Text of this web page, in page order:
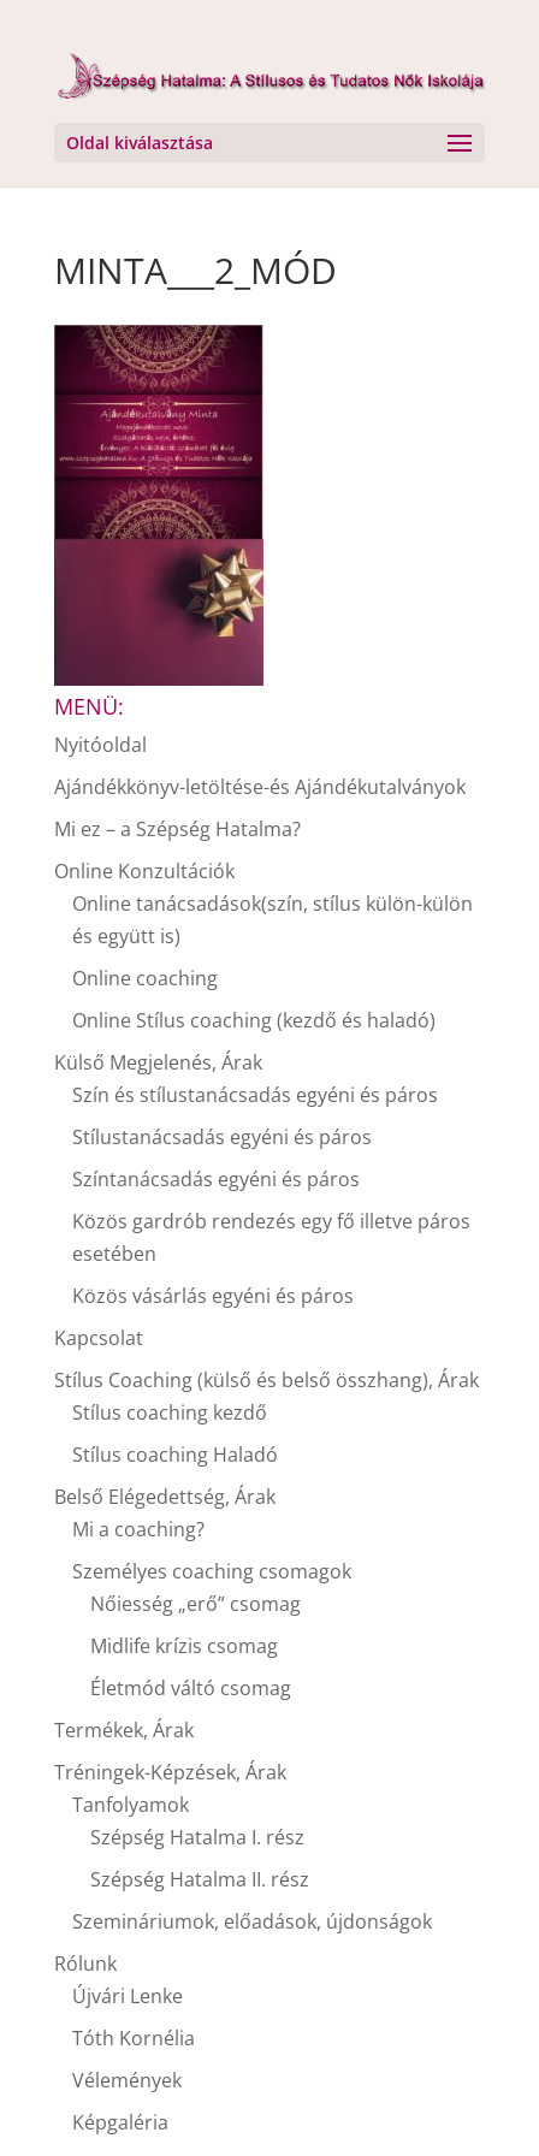
Oldal kiválasztása
MINTA___2_MÓD
MENÜ:
Nyitóoldal
Ajándékkönyv-letöltése-és Ajándékutalványok
Mi ez – a Szépség Hatalma?
Online Konzultációk
Online tanácsadások(szín, stílus külön-külön
és együtt is)
Online coaching
Online Stílus coaching (kezdő és haladó)
Külső Megjelenés, Árak
Szín és stílustanácsadás egyéni és páros
Stílustanácsadás egyéni és páros
Színtanácsadás egyéni és páros
Közös gardrób rendezés egy fő illetve páros
esetében
Közös vásárlás egyéni és páros
Kapcsolat
Stílus Coaching (külső és belső összhang), Árak
Stílus coaching kezdő
Stílus coaching Haladó
Belső Elégedettség, Árak
Mi a coaching?
Személyes coaching csomagok
Nőiesség „erő” csomag
Midlife krízis csomag
Életmód váltó csomag
Termékek, Árak
Tréningek-Képzések, Árak
Tanfolyamok
Szépség Hatalma I. rész
Szépség Hatalma II. rész
Szemináriumok, előadások, újdonságok
Rólunk
Újvári Lenke
Tóth Kornélia
Vélemények
Képgaléria